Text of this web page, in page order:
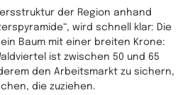
der Region anhand
wird schnell klar: Die
Baum mit einer breiten Krone:
ist zwischen 50 und 65
den Arbeitsmarkt zu sichern,
die zuziehen.